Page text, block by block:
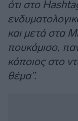
ότι στο
και μετά στα
πουκάμισο,
κάποιος στο
θέμα”.